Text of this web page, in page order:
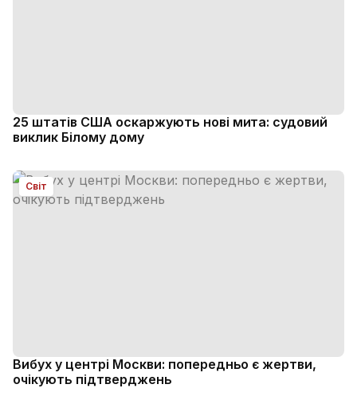
25 штатів США оскаржують нові мита: судовий
виклик Білому дому
Світ
Вибух у центрі Москви: попередньо є жертви,
очікують підтверджень